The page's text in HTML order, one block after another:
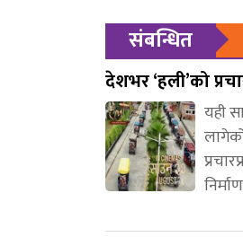
संबन्धित
देशभर ‘हली’को
यही